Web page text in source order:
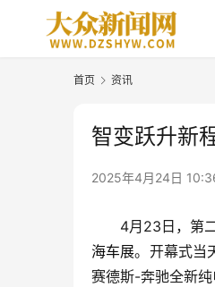
首页 资讯
智变跃升新
2025年4月24日
4月23日，第
海车展。开幕式当
赛德斯-奔驰全新